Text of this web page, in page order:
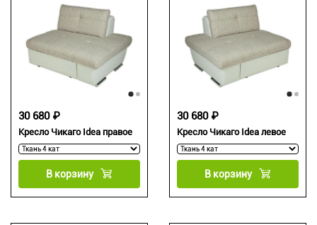
Кресло Чикаго Idea правое
30 680 ₽
В корзину
Кресло Чикаго Idea левое
30 680 ₽
В корзину